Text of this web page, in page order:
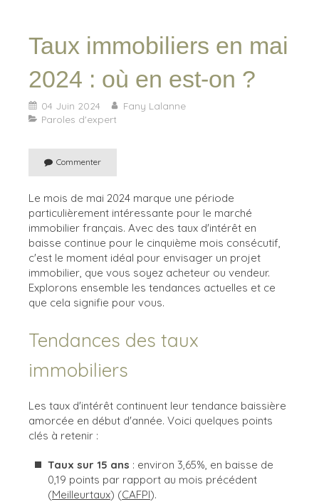
Taux immobiliers en mai
2024 : où en est-on ?
04 Juin 2024
Fany Lalanne
Paroles d'expert
Commenter
Le mois de mai 2024 marque une période
particulièrement intéressante pour le marché
immobilier français. Avec des taux d'intérêt en
baisse continue pour le cinquième mois consécutif,
c'est le moment idéal pour envisager un projet
immobilier, que vous soyez acheteur ou vendeur.
Explorons ensemble les tendances actuelles et ce
que cela signifie pour vous.
Tendances des taux
immobiliers
Les taux d'intérêt continuent leur tendance baissière
amorcée en début d'année. Voici quelques points
clés à retenir :
Taux sur 15 ans : environ 3,65%, en baisse de
0,19 points par rapport au mois précédent​
(Meilleurtaux)​​ (CAFPI)​.